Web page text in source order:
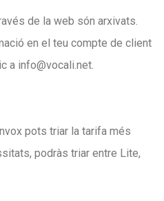
de la web són arxivats.
en el teu compte de client
a info@vocali.net.
pots triar la tarifa més
podràs triar entre Lite,